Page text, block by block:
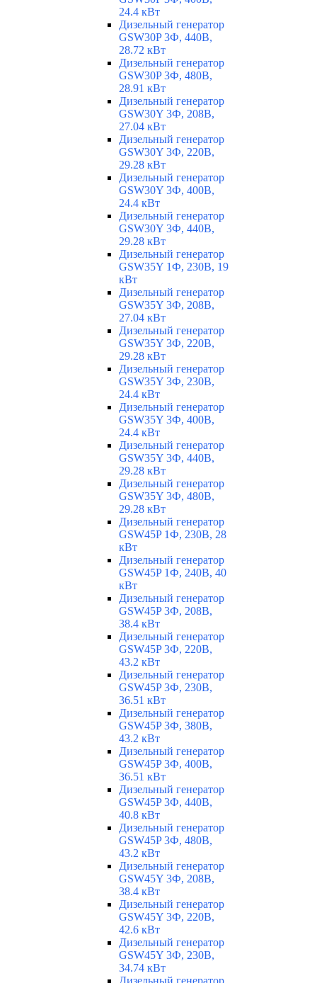
24.4 кВт
Дизельный генератор
GSW30P 3Ф, 440В,
28.72 кВт
Дизельный генератор
GSW30P 3Ф, 480В,
28.91 кВт
Дизельный генератор
GSW30Y 3Ф, 208В,
27.04 кВт
Дизельный генератор
GSW30Y 3Ф, 220В,
29.28 кВт
Дизельный генератор
GSW30Y 3Ф, 400В,
24.4 кВт
Дизельный генератор
GSW30Y 3Ф, 440В,
29.28 кВт
Дизельный генератор
GSW35Y 1Ф, 230В, 19
кВт
Дизельный генератор
GSW35Y 3Ф, 208В,
27.04 кВт
Дизельный генератор
GSW35Y 3Ф, 220В,
29.28 кВт
Дизельный генератор
GSW35Y 3Ф, 230В,
24.4 кВт
Дизельный генератор
GSW35Y 3Ф, 400В,
24.4 кВт
Дизельный генератор
GSW35Y 3Ф, 440В,
29.28 кВт
Дизельный генератор
GSW35Y 3Ф, 480В,
29.28 кВт
Дизельный генератор
GSW45P 1Ф, 230В, 28
кВт
Дизельный генератор
GSW45P 1Ф, 240В, 40
кВт
Дизельный генератор
GSW45P 3Ф, 208В,
38.4 кВт
Дизельный генератор
GSW45P 3Ф, 220В,
43.2 кВт
Дизельный генератор
GSW45P 3Ф, 230В,
36.51 кВт
Дизельный генератор
GSW45P 3Ф, 380В,
43.2 кВт
Дизельный генератор
GSW45P 3Ф, 400В,
36.51 кВт
Дизельный генератор
GSW45P 3Ф, 440В,
40.8 кВт
Дизельный генератор
GSW45P 3Ф, 480В,
43.2 кВт
Дизельный генератор
GSW45Y 3Ф, 208В,
38.4 кВт
Дизельный генератор
GSW45Y 3Ф, 220В,
42.6 кВт
Дизельный генератор
GSW45Y 3Ф, 230В,
34.74 кВт